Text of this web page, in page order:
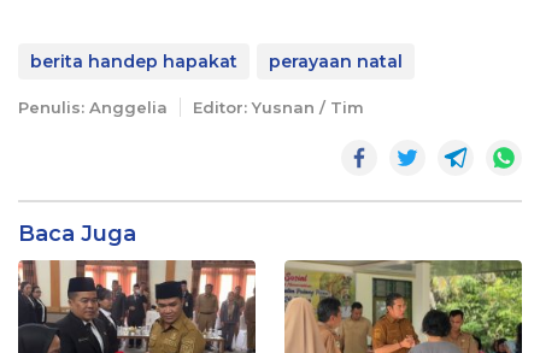
berita handep hapakat perayaan natal
Penulis: Anggelia Editor: Yusnan / Tim
Baca Juga